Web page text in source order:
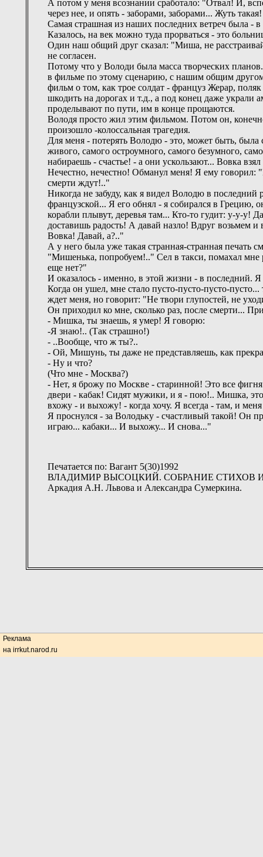
А потом у меня всознании сработало: "Отвал! И,
через нее, и опять - заборами, заборами... Жуть такая!
Самая страшная из наших последних ветреч была -
Казалось, на век можно туда прорваться - это
Один наш общий друг сказал: "Миша, не
не согласен.
Потому что у Володи была масса творческих
в фильме по этому сценарию, с нашим общим
фильм о том, как трое солдат - француз Жерар,
шкодить на дорогах и т.д., а под конец даже украли
проделывают по пути, им в конце прощаются.
Володя просто жил этим фильмом. Потом он,
произошло -колоссальная трагедия.
Для меня - потерять Володю - это, может быть, была
живого, самого остроумного, самого безумного,
набираешь - счастье! - а они ускользают... Вовка взял
Нечестно, нечестно! Обманул меня! Я ему
смерти ждут!.."
Никогда не забуду, как я видел Володю в
французской... Я его обнял - я собирался в Грецию,
корабли плывут, деревья там... Кто-то гудит: у-у-
доставишь радость! А давай назло! Вдруг возьмем
Вовка! Давай, а?.."
А у него была уже такая странная-странная печать
"Мишенька, попробуем!.." Сел в такси, помахал
еще нет?"
И оказалось - именно, в этой жизни - в последний.
Когда он ушел, мне стало пусто-пусто-пусто-
ждет меня, но говорит: "Не твори глупостей, не
Он приходил ко мне, сколько раз, после смерти...
- Мишка, ты знаешь, я умер! Я говорю:
-Я знаю!.. (Так страшно!)
- ..Вообще, что ж ты?..
- Ой, Мишунь, ты даже не представляешь, как
- Ну и что?
(Что мне - Москва?)
- Нет, я брожу по Москве - старинной! Это все
двери - кабак! Сидят мужики, и я - пою!.. Мишка,
вхожу - и выхожу! - когда хочу. Я всегда - там, и
Я проснулся - за Володьку - счастливый такой! Он
играю... кабаки... И выхожу... И снова..."
Печатается по: Вагант 5(30)1992
ВЛАДИМИР ВЫСОЦКИЙ. СОБРАНИЕ СТИХОВ И
Аркадия А.Н. Львова и Александра Сумеркина.
Реклама
на irrkut.narod.ru